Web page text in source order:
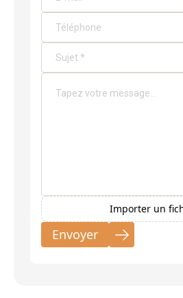
Importer un